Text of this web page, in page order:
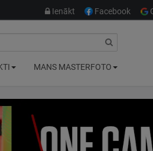
Ienākt Facebook
MANS MASTERFOTO